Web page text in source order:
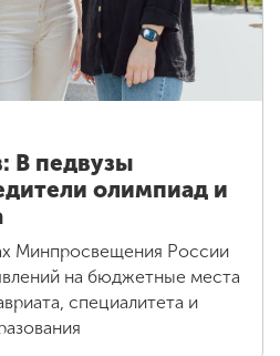
В педвузы
олимпиад и
Минпросвещения России
на бюджетные места
специалитета и